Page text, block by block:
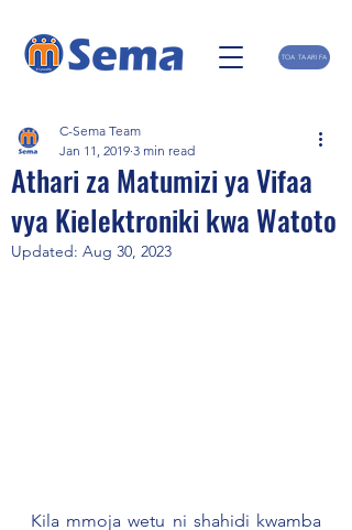
TOA TAARIFA
Athari za Matumizi ya Vifaa
vya Kielektroniki kwa Watoto
C-Sema Team
Jan 11, 2019 3 min read
Updated: Aug 30, 2023
Kila mmoja wetu ni shahidi kwamba